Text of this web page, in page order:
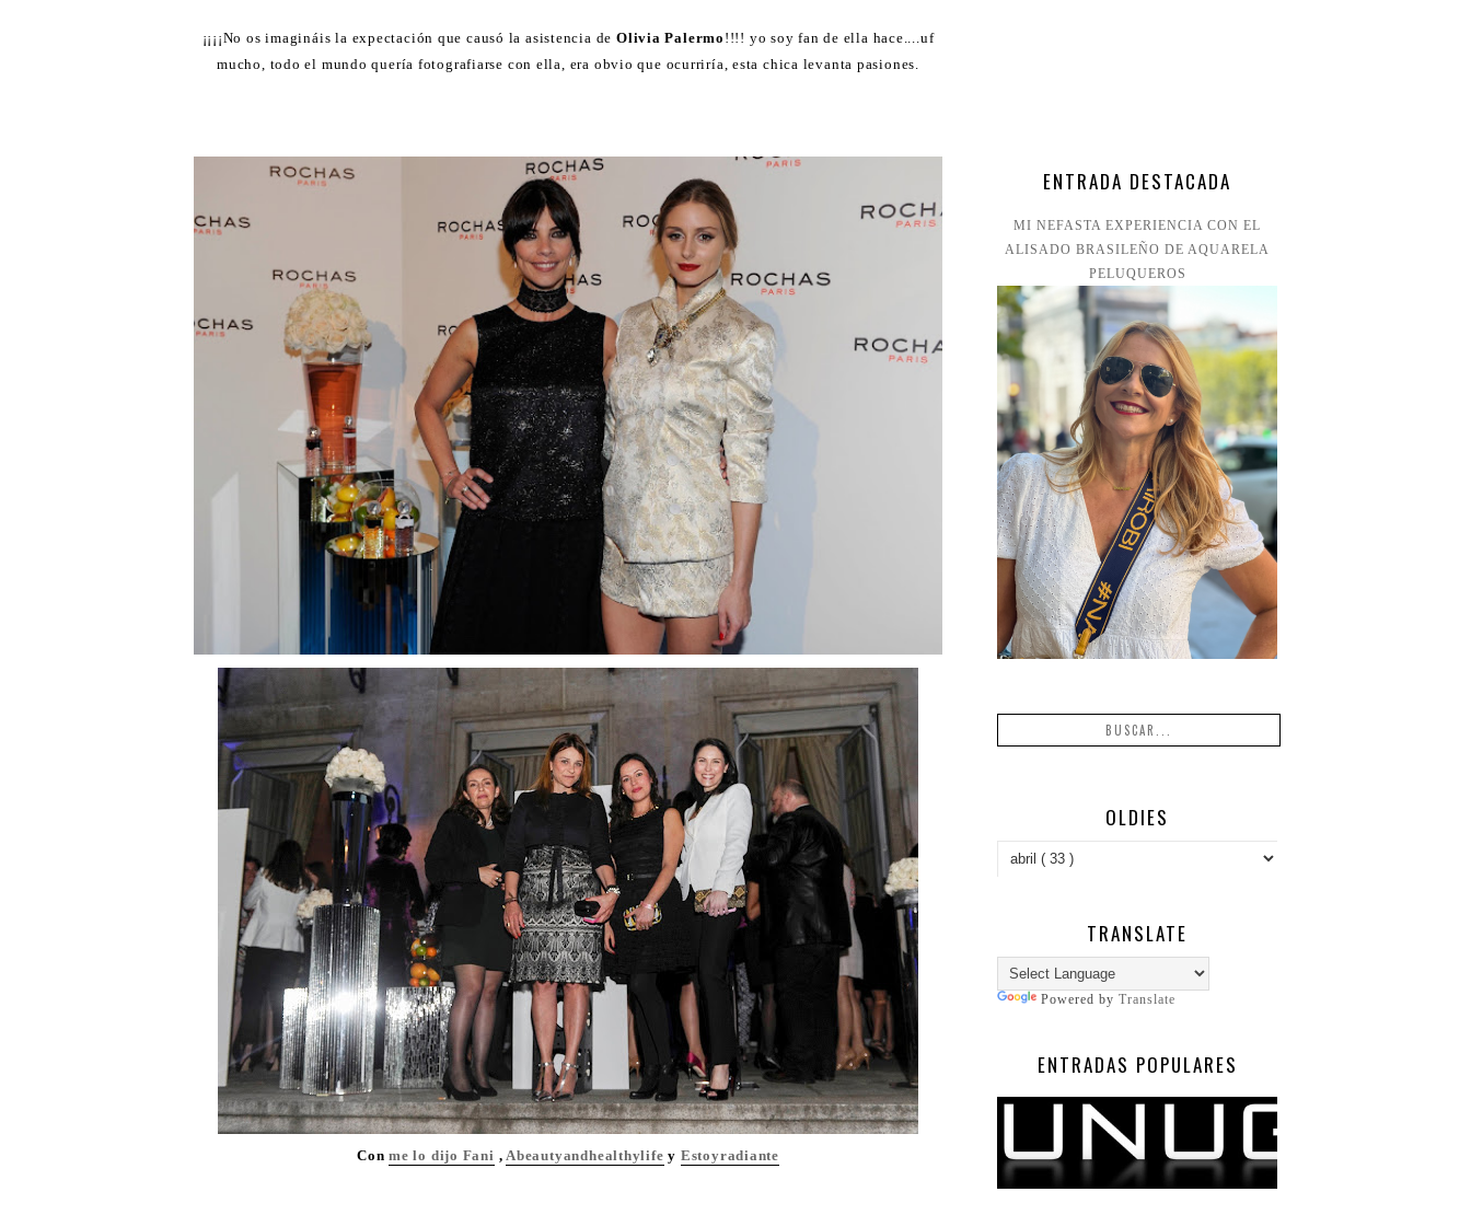
¡¡¡¡No os imagináis la expectación que causó la asistencia de Olivia Palermo !!!! yo soy fan de ella hace....uf
mucho, todo el mundo quería fotografiarse con ella, era obvio que ocurriría, esta chica levanta pasiones.
Conme lo dijo Fani ,Abeautyandhealthylife y Estoyradiante
ENTRADA DESTACADA
MI NEFASTA EXPERIENCIA CON EL
ALISADO BRASILEÑO DE AQUARELA
PELUQUEROS
OLDIES
TRANSLATE
Powered by Translate
ENTRADAS POPULARES